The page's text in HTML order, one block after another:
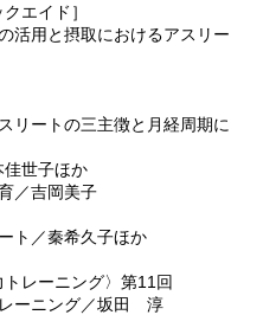
エイド］
活用と摂取におけるアスリー
リートの三主徴と月経周期に
世子ほか
／吉岡美子
ト／秦希久子ほか
トレーニング〉第11回
ーニング／坂田 淳